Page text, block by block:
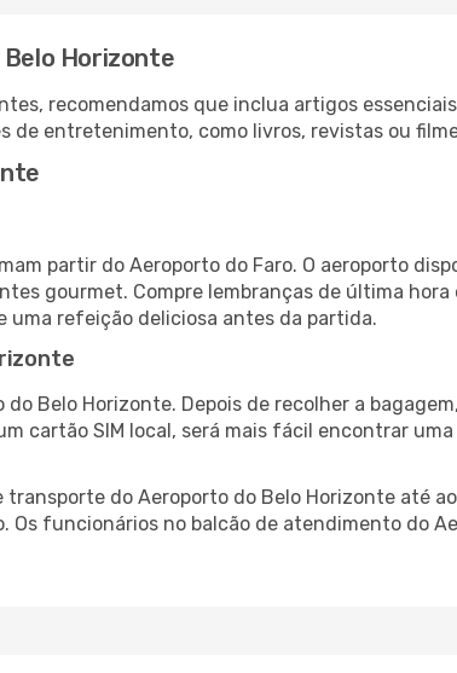
Belo Horizonte
recomendamos que inclua artigos
de entretenimento, como livros, revistas ou
partir do Aeroporto do Faro. O aeroporto
gourmet. Compre lembranças de última
uma refeição deliciosa antes da partida.
do Belo Horizonte. Depois de recolher a
cartão SIM local, será mais fácil encontrar
transporte do Aeroporto do Belo Horizonte até
funcionários no balcão de atendimento do